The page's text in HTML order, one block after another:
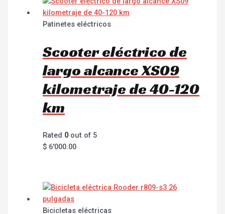
Patinetes eléctricos
Scooter eléctrico de
largo alcance XS09
kilometraje de 40-120
km
Rated 0out of 5
$ 6'000.00
Bicicletas eléctricas